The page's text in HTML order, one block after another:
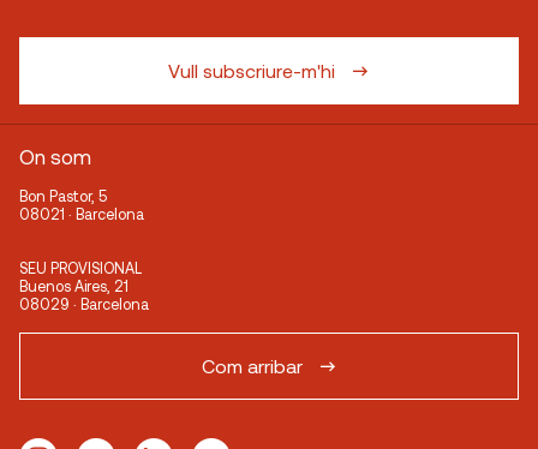
Vull subscriure-m'hi
On som
Bon Pastor, 5
08021 · Barcelona
SEU PROVISIONAL
Buenos Aires, 21
08029 · Barcelona
Com arribar